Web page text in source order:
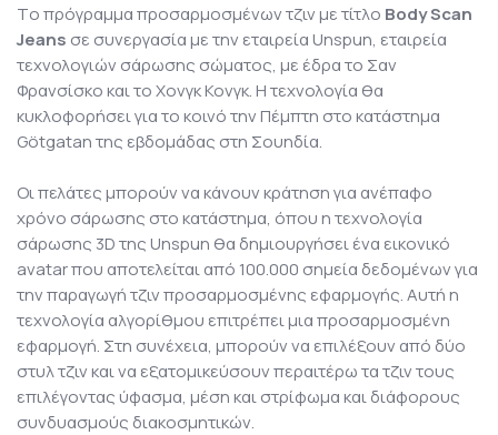
Tο πρόγραμμα προσαρμοσμένων τζιν με τίτλο Body Scan
Jeans σε συνεργασία με την εταιρεία Unspun, εταιρεία
τεχνολογιών σάρωσης σώματος, με έδρα το Σαν
Φρανσίσκο και το Χονγκ Κονγκ. Η τεχνολογία θα
κυκλοφορήσει για το κοινό την Πέμπτη στο κατάστημα
Götgatan της εβδομάδας στη Σουηδία.
Οι πελάτες μπορούν να κάνουν κράτηση για ανέπαφο
χρόνο σάρωσης στο κατάστημα, όπου η τεχνολογία
σάρωσης 3D της Unspun θα δημιουργήσει ένα εικονικό
avatar που αποτελείται από 100.000 σημεία δεδομένων για
την παραγωγή τζιν προσαρμοσμένης εφαρμογής. Αυτή η
τεχνολογία αλγορίθμου επιτρέπει μια προσαρμοσμένη
εφαρμογή. Στη συνέχεια, μπορούν να επιλέξουν από δύο
στυλ τζιν και να εξατομικεύσουν περαιτέρω τα τζιν τους
επιλέγοντας ύφασμα, μέση και στρίφωμα και διάφορους
συνδυασμούς διακοσμητικών.